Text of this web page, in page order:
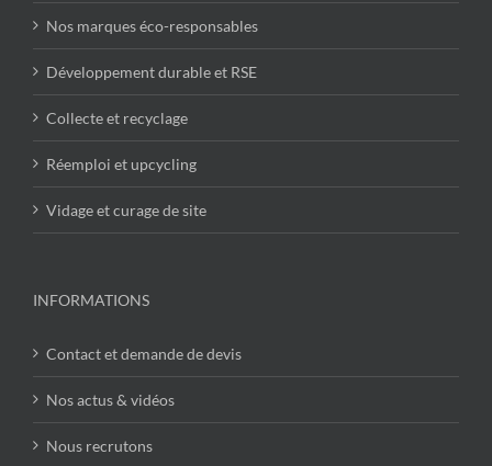
Nos marques éco-responsables
Développement durable et RSE
Collecte et recyclage
Réemploi et upcycling
Vidage et curage de site
INFORMATIONS
Contact et demande de devis
Nos actus & vidéos
Nous recrutons